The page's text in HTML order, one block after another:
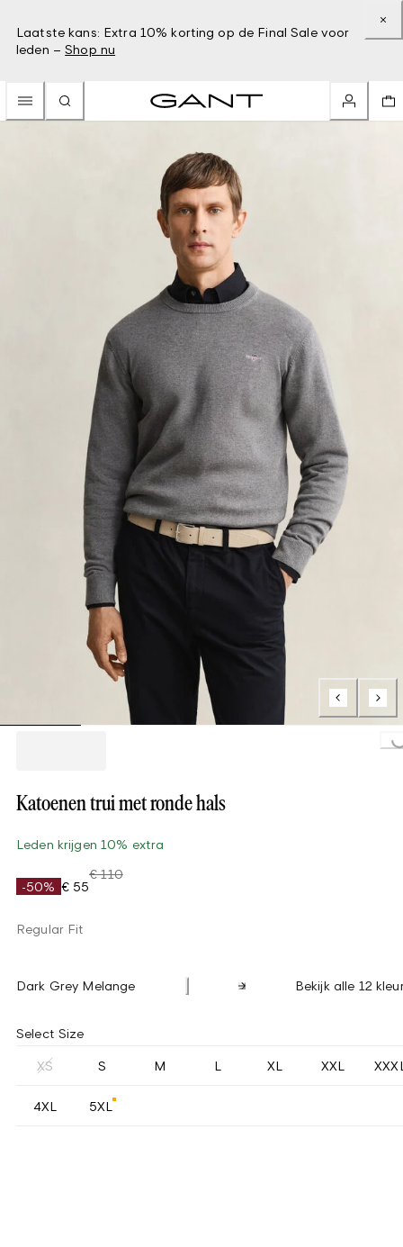
Laatste kans: Extra 10% korting op de Final Sale voor
leden – Shop nu
Loading...
Katoenen trui met ronde hals
Leden krijgen 10% extra
-50% € 55
€ 110
Regular Fit
Dark Grey Melange Bekijk alle 12
Select Size
XS S M L XL XXL
4XL 5XL